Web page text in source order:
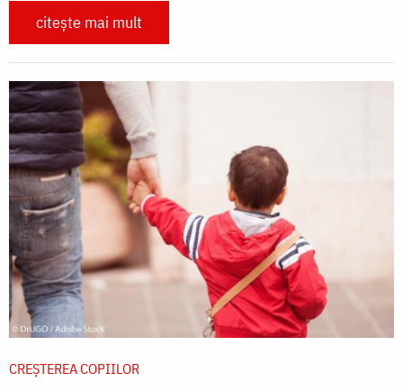
citește mai mult
CREŞTEREA COPIILOR